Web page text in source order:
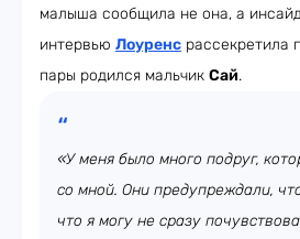
малыша сообщила не она, а
интервью Лоуренс рассекретила
пары родился мальчик Сай.
«У меня было много подруг,
со мной. Они предупреждали,
что я могу не сразу